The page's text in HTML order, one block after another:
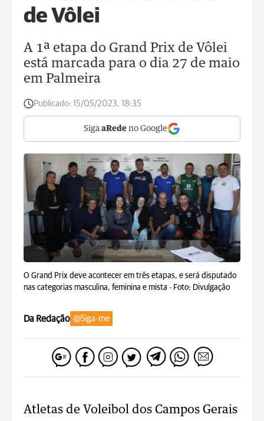
de Vôlei
A 1ª etapa do Grand Prix de Vôlei
está marcada para o dia 27 de maio
em Palmeira
Publicado: 15/05/2023, 18:35
Siga aRede no Google
O Grand Prix deve acontecer em três etapas, e será disputado
nas categorias masculina, feminina e mista - Foto: Divulgação
Da Redação @Siga-me
Atletas de Voleibol dos Campos Gerais